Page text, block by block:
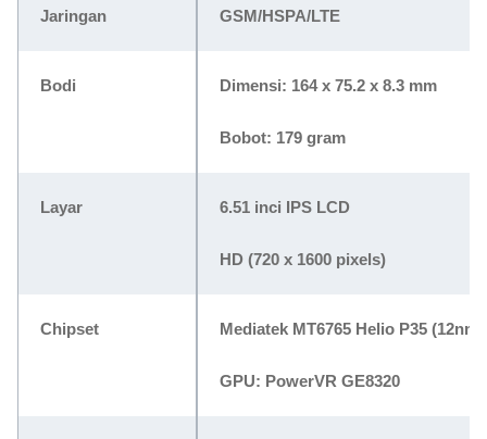
Jaringan GSM/HSPA/LTE
Bodi Dimensi: 164 x 75.2 x 8.3 mm
Bobot: 179 gram
Layar 6.51 inci IPS LCD
HD (720 x 1600 pixels)
Chipset Mediatek MT6765 Helio P35 (12nm)
GPU: PowerVR GE8320